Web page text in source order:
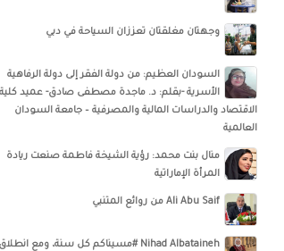
وجهتان مغلقتان تعززان السياحة في دبي
السودان العظيم: من دولة الفقر إلى دولة الرفاهية
الأسرية -بقلم: د. ماجدة مصطفى صادق- عميد كلية
الاقتصاد والدراسات المالية والمصرفية – جامعة السودان
العالمية
منال بنت محمد: رؤية الشيخة فاطمة صنعت ريادة
المرأة الإماراتية
Ali Abu Saif من روائع المتنبي
Nihad Albataineh #مسيناكم كل سنة، ومع انطلاق